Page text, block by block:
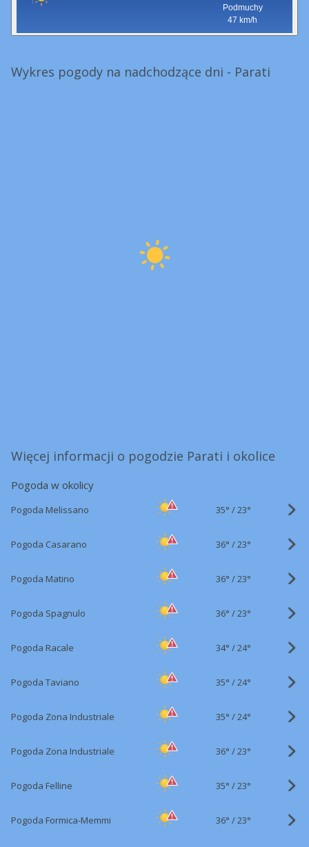
Podmuchy
47 km/h
Wykres pogody na nadchodzące dni - Parati
Więcej informacji o pogodzie Parati i okolice
Pogoda w okolicy
Pogoda Melissano 35° /23°
Pogoda Casarano 36° /23°
Pogoda Matino 36° /23°
Pogoda Spagnulo 36° /23°
Pogoda Racale 34° /24°
Pogoda Taviano 35° /24°
Pogoda Zona Industriale 35° /24°
Pogoda Zona Industriale 36° /23°
Pogoda Felline 35° /23°
Pogoda Formica-Memmi 36° /23°